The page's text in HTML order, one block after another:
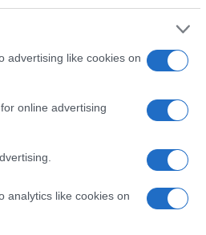
advertising like cookies on
online advertising
analytics like cookies on